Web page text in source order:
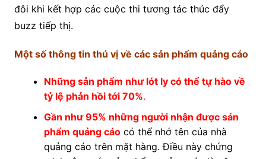
đôi khi kết hợp các cuộc thi tương tác thúc đẩy
buzz tiếp thị.
Một số thông tin thú vị về các sản phẩm quảng cáo
Những sản phẩm như lót ly có thể tự hào về
tỷ lệ phản hồi tới 70%.
Gần như 95% những người nhận được sản
phẩm quảng cáocó thể nhớ tên của nhà
quảng cáo trên mặt hàng. Điều này chứng